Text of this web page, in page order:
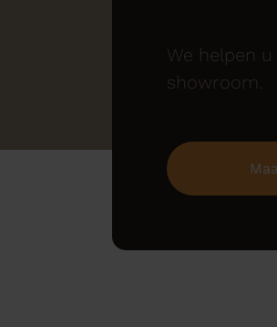
We helpen u
showroom.